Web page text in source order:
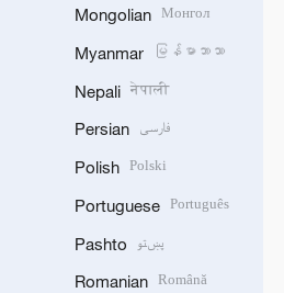
Mongolian Монгол
Myanmar မြန်မာဘာသာ
Nepali नेपाली
Persian فارسی
Polish Polski
Portuguese Português
Pashto پښتو
Romanian Română